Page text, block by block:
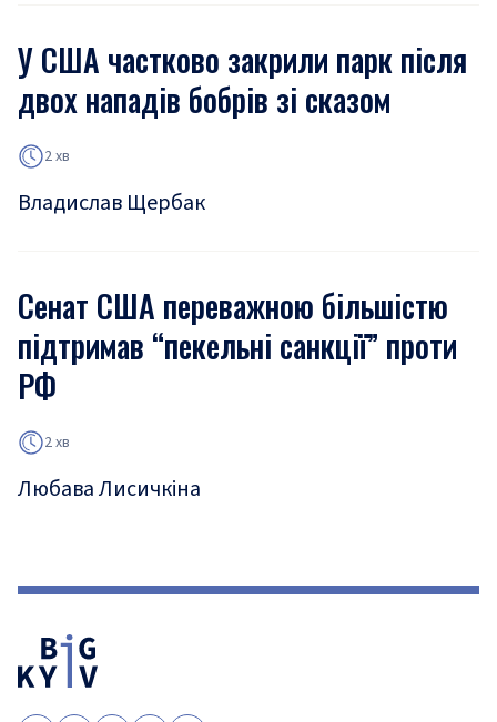
У США частково закрили парк після
двох нападів бобрів зі сказом
2 хв
Владислав Щербак
Сенат США переважною більшістю
підтримав “пекельні санкції” проти
РФ
2 хв
Любава Лисичкіна